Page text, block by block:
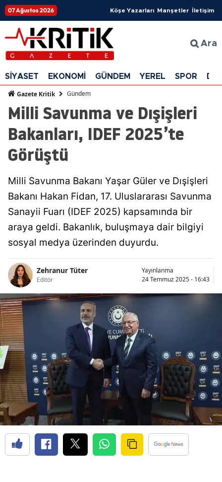
07 Ağustos 2026 Köşe Yazarları Manşetler İletişim
Ara
SİYASET EKONOMİ GÜNDEM YEREL SPOR
Gazete Kritik Gündem
Milli Savunma ve Dışişleri
Bakanları, IDEF 2025’te
Görüştü
Milli Savunma Bakanı Yaşar Güler ve Dışişleri
Bakanı Hakan Fidan, 17. Uluslararası Savunma
Sanayii Fuarı (IDEF 2025) kapsamında bir
araya geldi. Bakanlık, buluşmaya dair bilgiyi
sosyal medya üzerinden duyurdu.
Zehranur Tüter
Editör
Yayınlanma
24 Temmuz 2025 - 16:43